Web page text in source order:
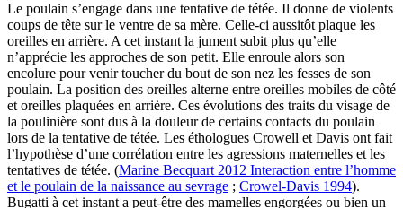
Le poulain s’engage dans une tentative de tétée. Il donne de violents
coups de tête sur le ventre de sa mère. Celle-ci aussitôt plaque les
oreilles en arrière. A cet instant la jument subit plus qu’elle
n’apprécie les approches de son petit. Elle enroule alors son
encolure pour venir toucher du bout de son nez les fesses de son
poulain. La position des oreilles alterne entre oreilles mobiles de côté
et oreilles plaquées en arrière. Ces évolutions des traits du visage de
la poulinière sont dus à la douleur de certains contacts du poulain
lors de la tentative de tétée. Les éthologues Crowell et Davis ont fait
l’hypothèse d’une corrélation entre les agressions maternelles et les
tentatives de tétée. (Marine Becquart 2012 Interaction entre l’homme
et le poulain de la naissance au sevrage ; Crowel-Davis 1994).
Bugatti à cet instant a peut-être des mamelles engorgées ou bien un